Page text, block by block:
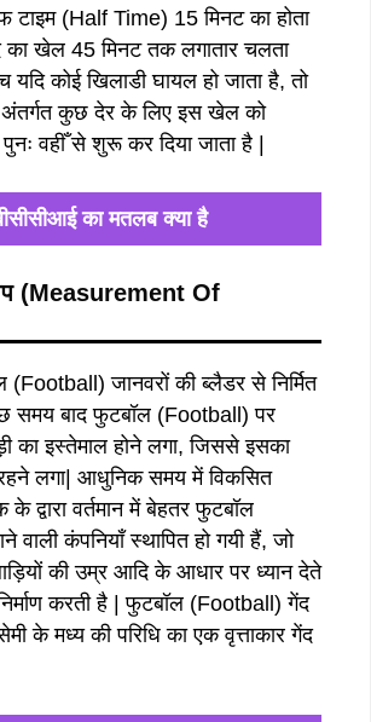
टाइम (Half Time) 15 मिनट का होता
खेल 45 मिनट तक लगातार चलता
यदि कोई खिलाडी घायल हो जाता है, तो
कुछ देर के लिए इस खेल को
वहीँ से शुरू कर दिया जाता है |
का मतलब क्या है
(Measurement Of
जानवरों की ब्लैडर से निर्मित
समय बाद फुटबॉल (Football) पर
का इस्तेमाल होने लगा, जिससे इसका
लगा| आधुनिक समय में विकसित
द्वारा वर्तमान में बेहतर फुटबॉल
वाली कंपनियाँ स्थापित हो गयी हैं, जो
की उम्र आदि के आधार पर ध्यान देते
करती है | फुटबॉल (Football) गेंद
के मध्य की परिधि का एक वृत्ताकार गेंद